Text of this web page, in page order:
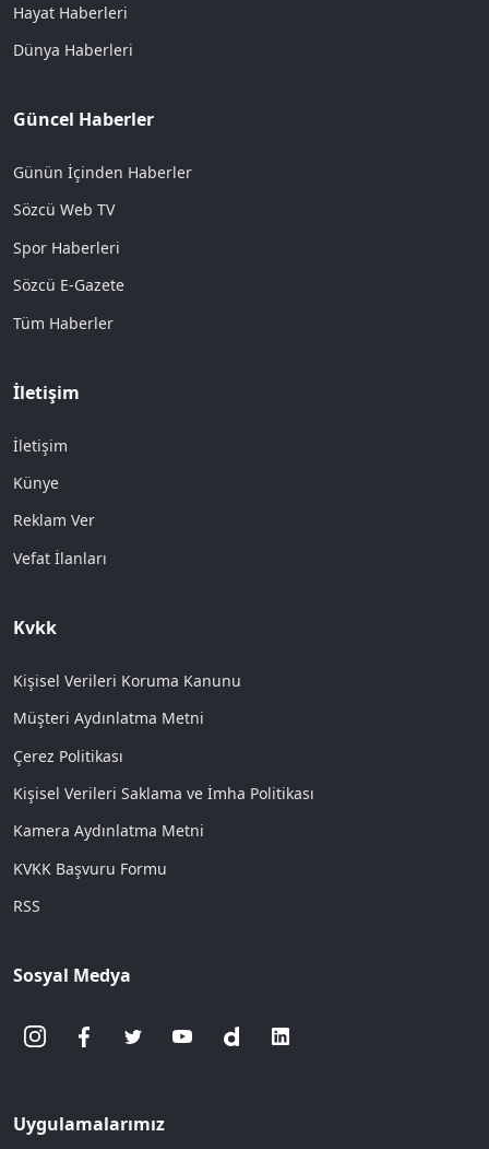
Hayat Haberleri
Dünya Haberleri
Güncel Haberler
Günün İçinden Haberler
Sözcü Web TV
Spor Haberleri
Sözcü E-Gazete
Tüm Haberler
İletişim
İletişim
Künye
Reklam Ver
Vefat İlanları
Kvkk
Kişisel Verileri Koruma Kanunu
Müşteri Aydınlatma Metni
Çerez Politikası
Kişisel Verileri Saklama ve İmha Politikası
Kamera Aydınlatma Metni
KVKK Başvuru Formu
RSS
Sosyal Medya
Uygulamalarımız